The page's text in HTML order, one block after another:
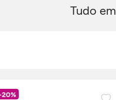
Tudo em
20%